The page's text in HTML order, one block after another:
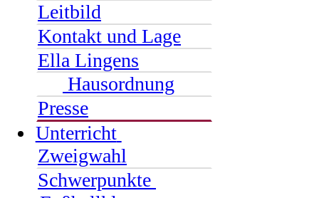
Leitbild
Kontakt und Lage
Ella Lingens
Hausordnung
Presse
Unterricht
Zweigwahl
Schwerpunkte